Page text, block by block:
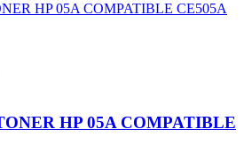
HP 05A COMPATIBLE